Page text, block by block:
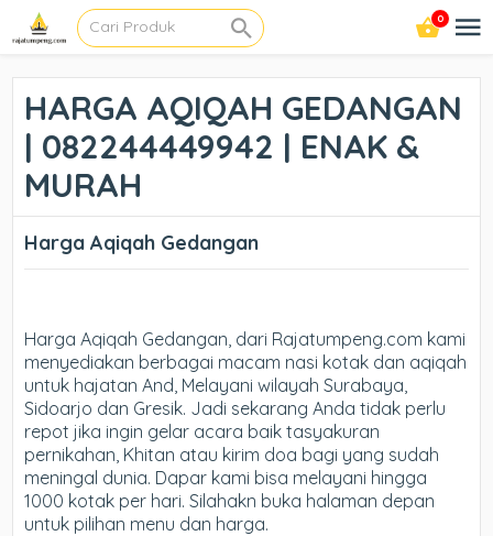
0
HARGA AQIQAH GEDANGAN
| 082244449942 | ENAK &
MURAH
Harga Aqiqah Gedangan
Harga Aqiqah Gedangan, dari Rajatumpeng.com kami
menyediakan berbagai macam nasi kotak dan aqiqah
untuk hajatan And, Melayani wilayah Surabaya,
Sidoarjo dan Gresik. Jadi sekarang Anda tidak perlu
repot jika ingin gelar acara baik tasyakuran
pernikahan, Khitan atau kirim doa bagi yang sudah
meningal dunia. Dapar kami bisa melayani hingga
1000 kotak per hari. Silahakn buka halaman depan
untuk pilihan menu dan harga.